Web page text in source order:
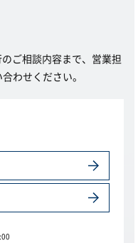
ご相談内容まで、営業担
わせください。